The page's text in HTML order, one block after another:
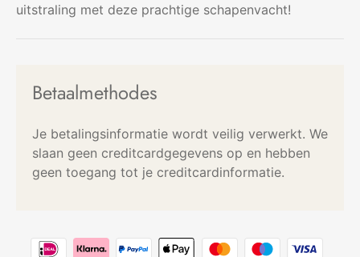
uitstraling met deze prachtige schapenvacht!
Betaalmethodes
Je betalingsinformatie wordt veilig verwerkt. We
slaan geen creditcardgegevens op en hebben
geen toegang tot je creditcardinformatie.